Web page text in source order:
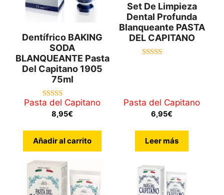
Dentífrico BAKING
SODA
BLANQUEANTE Pasta
Del Capitano 1905
75ml
4.00
de 5
Pasta del Capitano
8,95€
Añadir al carrito
Set De Limpieza
Dental Profunda
Blanqueante PASTA
DEL CAPITANO
Pasta del Capitano
6,95€
Leer más